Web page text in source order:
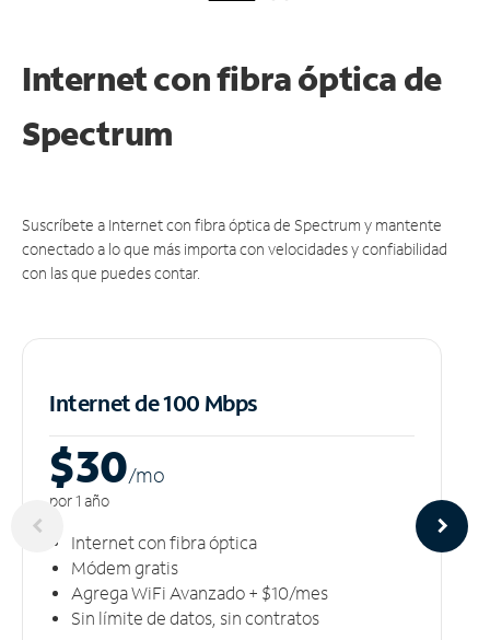
Internet con fibra óptica de
Spectrum
Suscríbete a Internet con fibra óptica de Spectrum y mantente
conectado a lo que más importa con velocidades y confiabilidad
con las que puedes contar.
Internet de 100 Mbps
$30/mo
por 1 año
Internet con fibra óptica
Módem gratis
Agrega WiFi Avanzado + $10/mes
Sin límite de datos, sin contratos